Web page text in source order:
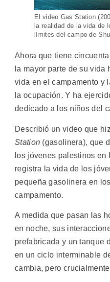
El video Gas Station
la realidad de la vida de
límites del campo de
Ahora que tiene
la mayor parte de su vida
vida en el campamento y
la ocupación. Y ha
dedicado a los niños del
Describió un video que
Station (gasolinera), que
los jóvenes palestinos
registra la vida de los
pequeña gasolinera en
campamento.
A medida que pasan las
en noche, sus
prefabricada y un tanque
en un ciclo interminable
cambia, pero